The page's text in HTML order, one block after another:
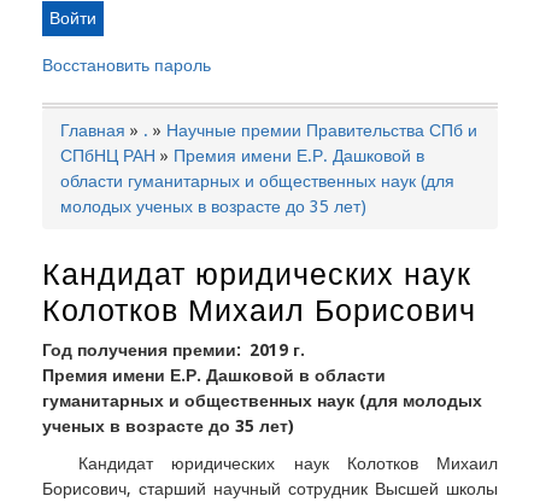
Восстановить пароль
Строка
навигации
Главная .
Научные премии Правительства СПб и
СПбНЦ РАН
Премия имени Е.Р. Дашковой в
области гуманитарных и общественных наук (для
молодых ученых в возрасте до 35 лет)
Кандидат юридических наук
Колотков Михаил Борисович
Год получения премии
2019 г.
Премия имени Е.Р. Дашковой в области
гуманитарных и общественных наук (для молодых
ученых в возрасте до 35 лет)
Кандидат юридических наук Колотков Михаил
Борисович, старший научный сотрудник Высшей школы